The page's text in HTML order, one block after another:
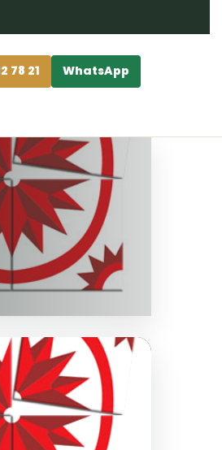
78 21 WhatsApp